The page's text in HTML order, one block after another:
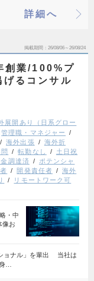
詳細へ
掲載期間 26/08/06～26/08/24
創業/100%プ
るコンサル
展開あり（日系グロー
管理職・マネジャー
海外出張
海外折
転勤なし
土日祝
調達済
ポテンシャ
開発責任者
海外
リモートワーク可
・中
像お
ョナル」を輩出 当社は
…